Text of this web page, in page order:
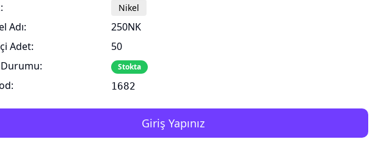
Adı:
Adet:
Nikel
250NK
50
Stokta
1682
Giriş Yapınız